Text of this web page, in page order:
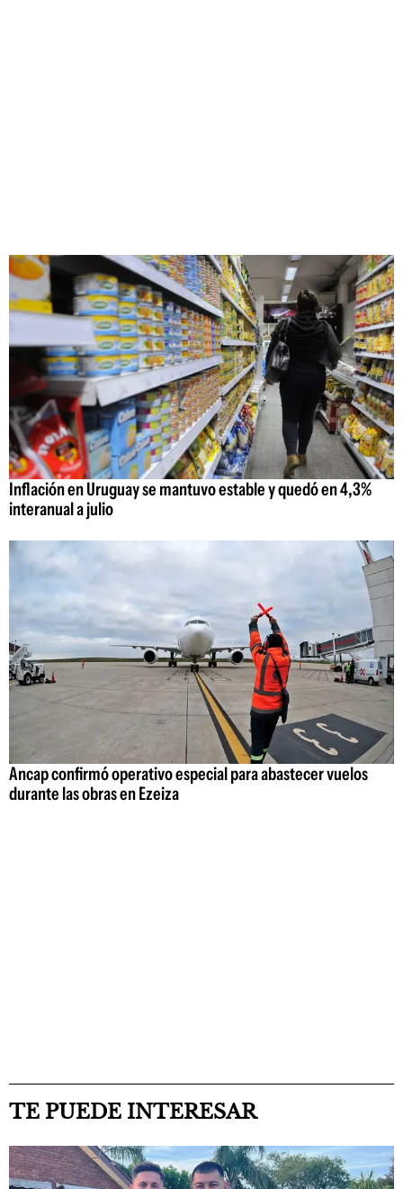
Inflación en Uruguay se mantuvo estable y quedó en 4,3%
interanual a julio
Ancap confirmó operativo especial para abastecer vuelos
durante las obras en Ezeiza
TE PUEDE INTERESAR